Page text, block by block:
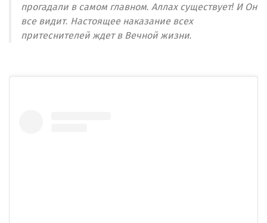
прогадали в самом главном. Аллах существует! И Он
все видит. Настоящее наказание всех
притеснителей ждет в Вечной жизни.